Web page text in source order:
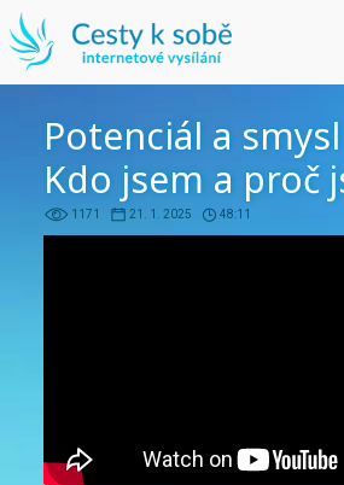
Potenciál a
Kdo jsem a proč
1171 21. 1. 2025 48:11